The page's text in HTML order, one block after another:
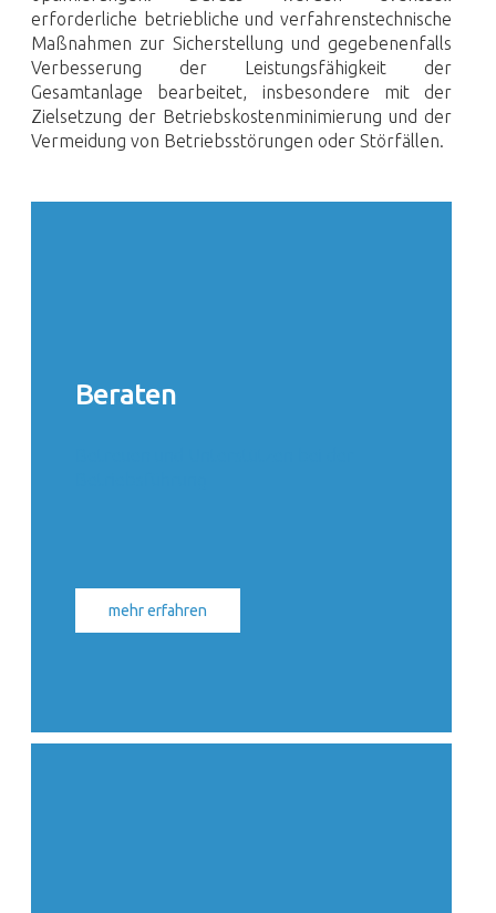
erforderliche betriebliche und verfahrenstechnische
Maßnahmen zur Sicherstellung und gegebenenfalls
Verbesserung der Leistungs­fähigkeit der
Gesamtanlage bearbeitet, insbesondere mit der
Zielsetzung der Betriebs­kosten­minimierung und der
Vermeidung von Betriebs­störungen oder Störfällen.
Beraten
mehr erfahren